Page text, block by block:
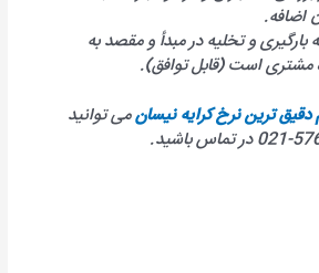
اضافه.
بارگیری و تخلیه در مبدأ و مقصد به
مشتری است (قابل توافق).
دقیق ترین نرخ کرایه نیسانمی توانید